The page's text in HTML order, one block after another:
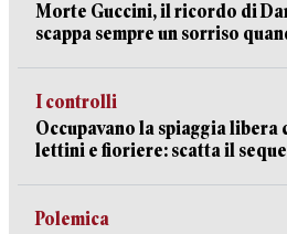
Morte Guccini, il ricordo di
scappa sempre un sorriso
I controlli
Occupavano la spiaggia
lettini e fioriere: scatta il
Polemica